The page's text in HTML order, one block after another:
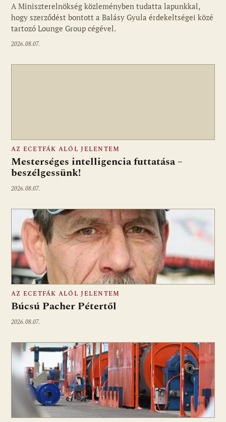
Fotó: media1.hu
A Miniszterelnökség közleményben tudatta lapunkkal,
hogy szerződést bontott a Balásy Gyula érdekeltségei közé
tartozó Lounge Group cégével.
2026.08.07.
AZ ECETFÁK ALÓL JELENTEM
Mesterséges intelligencia futtatása –
beszélgessünk!
2026.08.07.
AZ ECETFÁK ALÓL JELENTEM
Búcsú Pacher Pétertől
2026.08.07.